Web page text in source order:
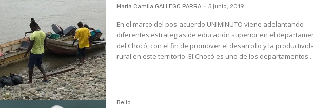
Maria Camila GALLEGO PARRA - 5 junio, 2019
En el marco del pos-acuerdo UNIMINUTO viene adelantando
diferentes estrategias de educación superior en el
del Chocó, con el fin de promover el desarrollo y la
rural en este territorio. El Chocó es uno de los departamentos...
Bello